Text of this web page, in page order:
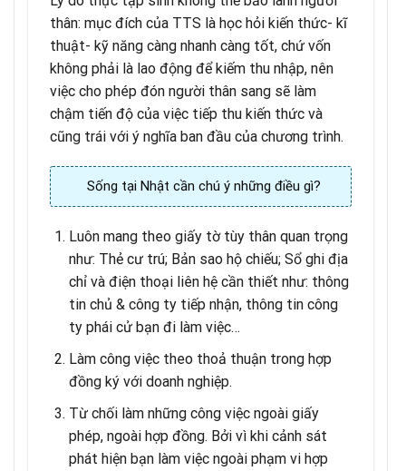
thân: mục đích của TTS là học hỏi kiến thức- kĩ
thuật- kỹ năng càng nhanh càng tốt, chứ vốn
không phải là lao động để kiếm thu nhập, nên
việc cho phép đón người thân sang sẽ làm
chậm tiến độ của việc tiếp thu kiến thức và
cũng trái với ý nghĩa ban đầu của chương trình.
Sống tại Nhật cần chú ý những điều gì?
Luôn mang theo giấy tờ tùy thân quan trọng
như: Thẻ cư trú; Bản sao hộ chiếu; Sổ ghi địa
chỉ và điện thoại liên hệ cần thiết như: thông
tin chủ & công ty tiếp nhận, thông tin công
ty phái cử bạn đi làm việc…
Làm công việc theo thoả thuận trong hợp
đồng ký với doanh nghiệp.
Từ chối làm những công việc ngoài giấy
phép, ngoài hợp đồng. Bởi vì khi cảnh sát
phát hiện bạn làm việc ngoài phạm vi hợp